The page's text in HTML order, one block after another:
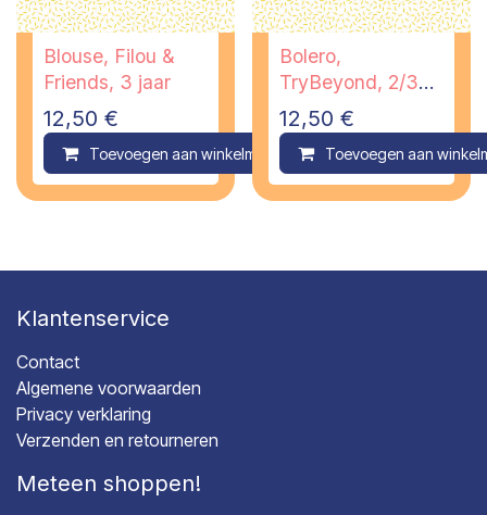
Blouse, Filou &
Friends, 3 jaar
12,50 €
Toevoegen aan winkelmandje Compare
Bolero,
TryBeyond, 2/3
jaar
12,50 €
Toevoegen aan
Klantenservice
Contact
Algemene voorwaarden
Privacy verklaring
Verzenden en retourneren
Meteen shoppen!